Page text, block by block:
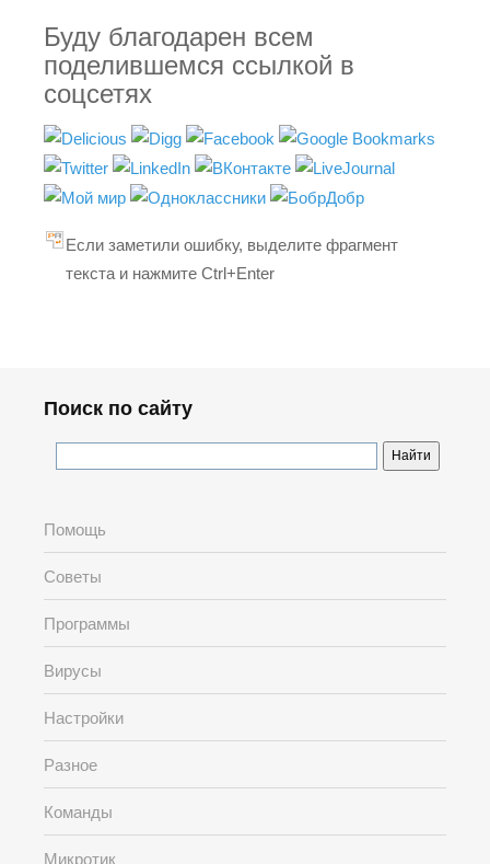
Буду благодарен всем
поделившемся ссылкой в
соцсетях
Если заметили ошибку, выделите фрагмент
текста и нажмите Ctrl+Enter
Поиск по сайту
Помощь
Советы
Программы
Вирусы
Настройки
Разное
Команды
Микротик